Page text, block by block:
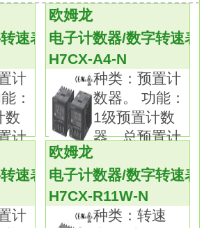
台DC12～24V型）的超短机
4位型）/10mm（6位型），
！
）可在3种颜色（红色/绿
。
功能”、“输出次数计算控制
装。
速表
计
：
数
计
欧姆龙
电子计数器/数字转速表
H7CX-A4-N
种类：预置计
数器。 功能：
1级预置计数
器、总预置计
速表
计
欧姆龙
电子计数器/数字转速表
H7CX-R11W-N
种类：转速